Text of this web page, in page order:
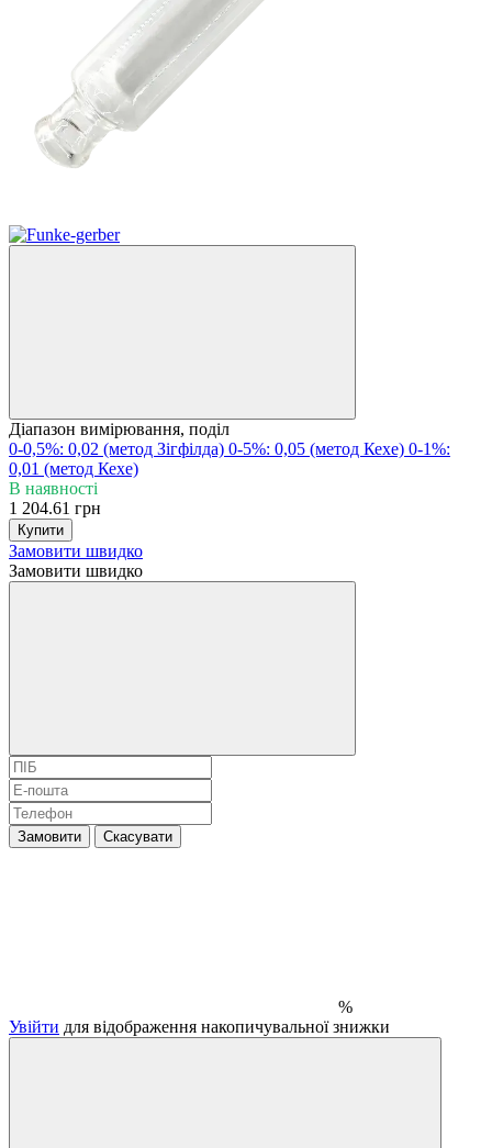
Діапазон вимірювання, поділ
0-0,5%: 0,02 (метод Зігфілда) 0-5%: 0,05 (метод Кехе) 0-1%:
0,01 (метод Кехе)
В наявності
1 204.61 грн
Купити
Замовити швидко
Замовити швидко
Замовити Скасувати
%
Увійти для відображення накопичувальної знижки